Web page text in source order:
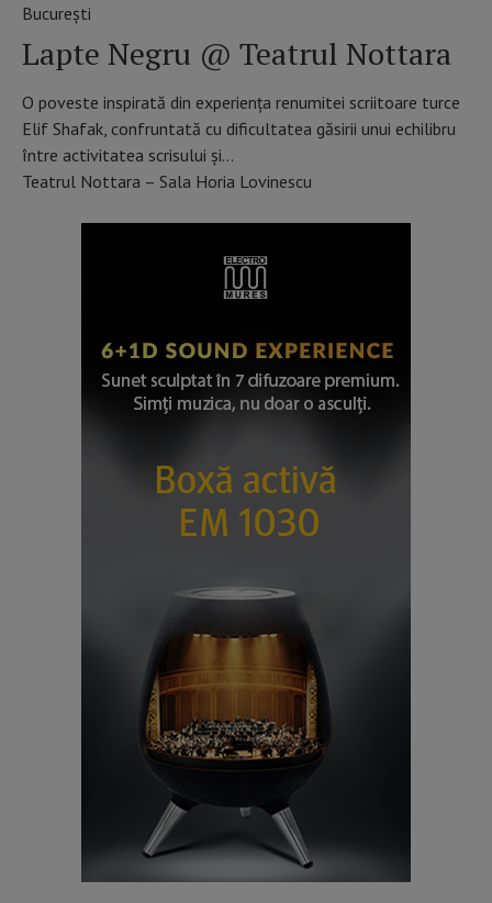
Bucureşti
Lapte Negru @ Teatrul Nottara
O poveste inspirată din experiența renumitei scriitoare turce
Elif Shafak, confruntată cu dificultatea găsirii unui echilibru
între activitatea scrisului și…
Teatrul Nottara – Sala Horia Lovinescu